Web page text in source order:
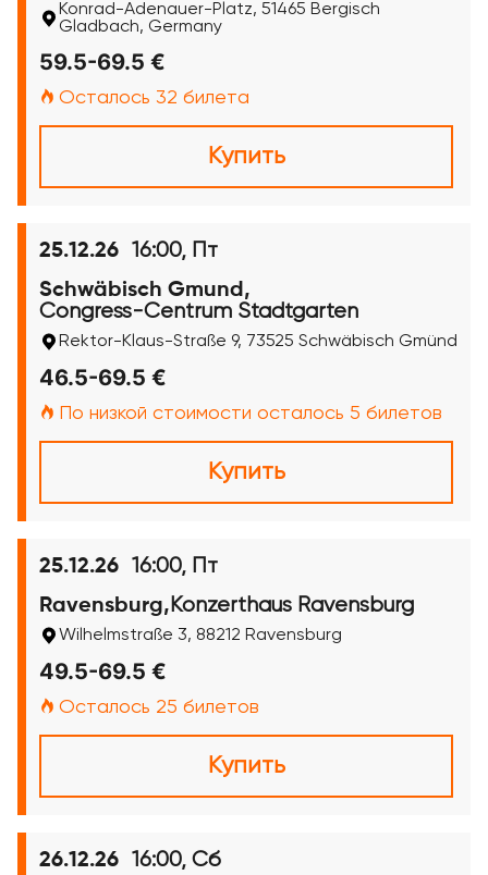
Konrad-Adenauer-Platz, 51465 Bergisch
Gladbach, Germany
59.5-69.5 €
Осталось 32 билета
Купить
25.12.26 16:00, Пт
Schwäbisch Gmund,
Congress-Centrum Stadtgarten
Rektor-Klaus-Straße 9, 73525 Schwäbisch Gmünd
46.5-69.5 €
По низкой стоимости осталось 5 билетов
Купить
25.12.26 16:00, Пт
Ravensburg, Konzerthaus Ravensburg
Wilhelmstraße 3, 88212 Ravensburg
49.5-69.5 €
Осталось 25 билетов
Купить
26.12.26 16:00, Сб